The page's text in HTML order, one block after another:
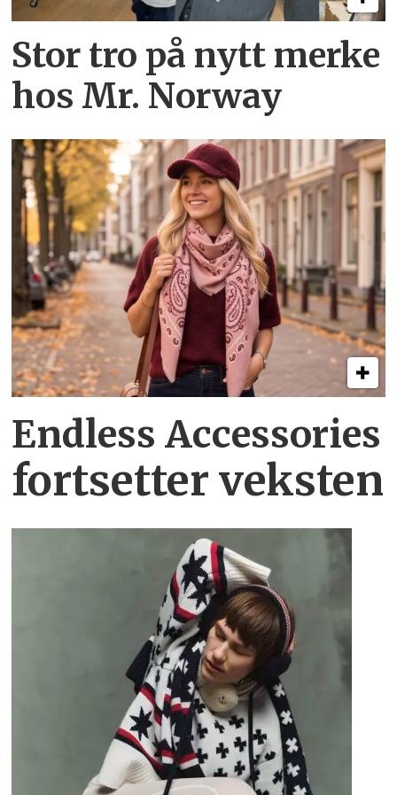
Stor tro på nytt merke
hos Mr. Norway
Endless Accessories
fortsetter veksten